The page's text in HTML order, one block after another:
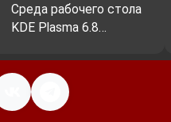
Среда рабочего стола
KDE Plasma 6.8…